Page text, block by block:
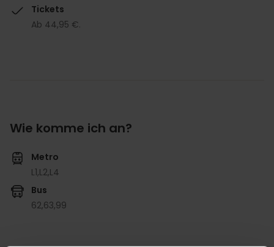
Tickets
Ab 44,95 €.
Wie komme ich an?
Metro
L1,L2,L4
Bus
62,63,99